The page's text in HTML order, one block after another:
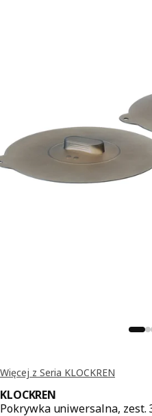
Więcej z Seria KLOCKREN
KLOCKREN
Pokrywka uniwersalna, zest.